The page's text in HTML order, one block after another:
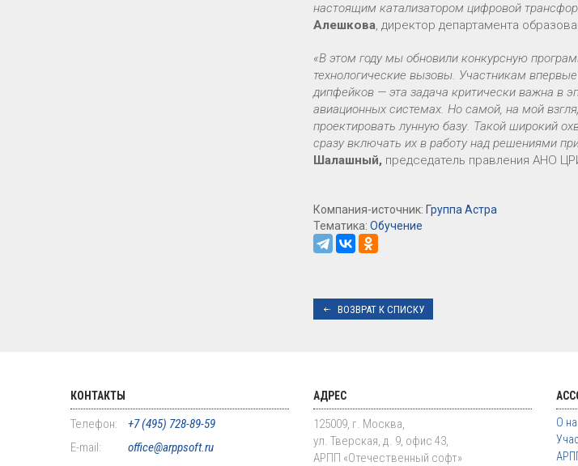
настоящим катализатором цифровой
Алешкова, директор департамента
«В этом году мы обновили конкурсную
технологические вызовы. Участникам
дипфейков — эта задача критически важна в
авиационных системах. Но самой, на мой
проектировать лунную базу. Такой широкий
сразу включать их в работу над решениями
Шалашный, председатель правления АНО
Компания-источник: Группа Астра
Тематика: Обучение
ВОЗВРАТ К СПИСКУ
КОНТАКТЫ
Телефон:
+7 (495) 728-89-59
E-mail:
office@arppsoft.ru
АДРЕС
125009, г. Москва,
ул. Тверская, д. 9, офис 43,
АРПП «Отечественный софт»
О